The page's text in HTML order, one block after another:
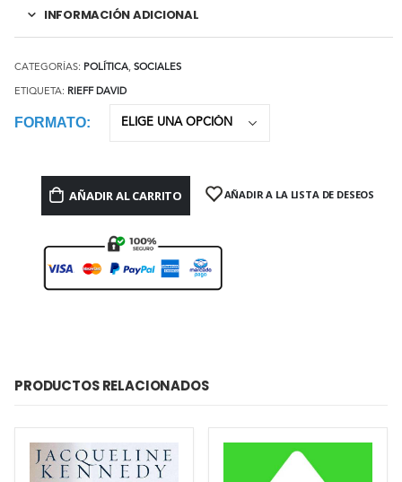
INFORMACIÓN ADICIONAL
CATEGORÍAS: POLÍTICA, SOCIALES
ETIQUETA: RIEFF DAVID
FORMATO
AÑADIR AL CARRITO AÑADIR A LA LISTA DE DESEOS
PRODUCTOS RELACIONADOS